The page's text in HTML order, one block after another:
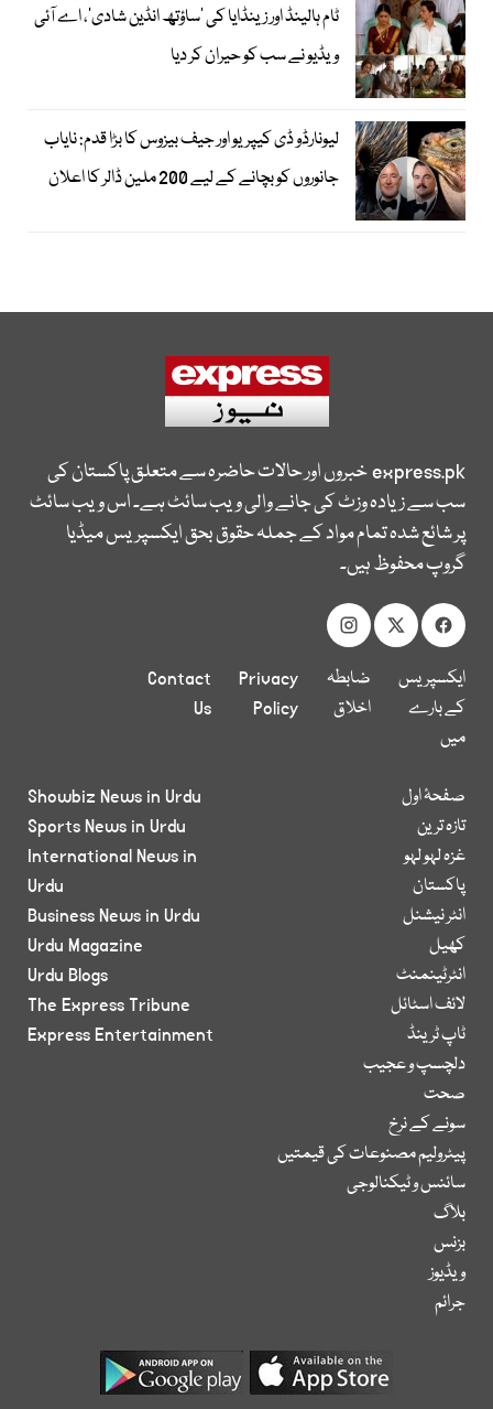
ٹام ہالینڈ اور زینڈایا کی ’ساؤتھ انڈین شادی‘، اے آئی
ویڈیو نے سب کو حیران کر دیا
لیونارڈو ڈی کیپریو اور جیف بیزوس کا بڑا قدم: نایاب
جانوروں کو بچانے کے لیے 200 ملین ڈالر کا اعلان
express.pkخبروں اور حالات حاضرہ سے متعلق پاکستان کی
سب سے زیادہ وزٹ کی جانے والی ویب سائٹ ہے۔ اس ویب سائٹ
پر شائع شدہ تمام مواد کے جملہ حقوق بحق ایکسپریس میڈیا
گروپ محفوظ ہیں۔
ایکسپریس
کے بارے
میں
ضابطہ
اخلاق
Privacy
Policy
Contact
Us
صفحۂ اول
تازہ ترین
غزہ لہو لہو
پاکستان
انٹر نیشنل
کھیل
انٹرٹینمنٹ
لائف اسٹائل
ٹاپ ٹرینڈ
دلچسپ و عجیب
صحت
سونے کے نرخ
پیٹرولیم مصنوعات کی قیمتیں
سائنس و ٹیکنالوجی
بلاگ
بزنس
ویڈیوز
جرائم
Showbiz News in Urdu
Sports News in Urdu
International News in
Urdu
Business News in Urdu
Urdu Magazine
Urdu Blogs
The Express Tribune
Express Entertainment